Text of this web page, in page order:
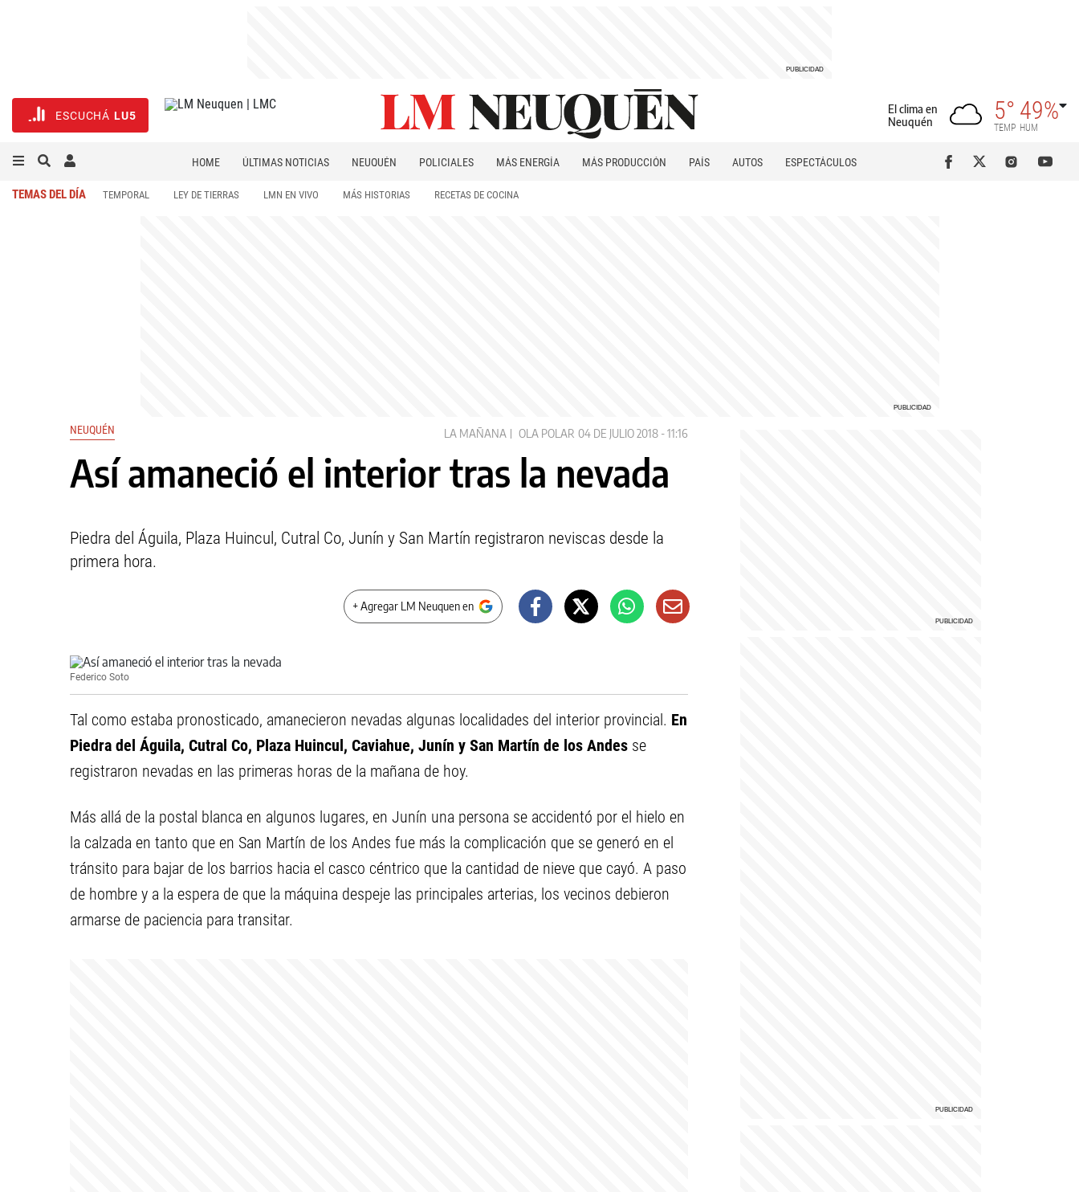
ESCUCHÁ LU5
El clima en
Neuquén
5°
TEMP
49%
HUM
HOME ÚLTIMAS NOTICIAS NEUQUÉN POLICIALES MÁS ENERGÍA MÁS PRODUCCIÓN PAÍS AUTOS
ESPECTÁCULOS
TEMAS DEL DÍA TEMPORAL LEY DE TIERRAS LMN EN VIVO MÁS HISTORIAS RECETAS DE COCINA
NEUQUÉN LA MAÑANA OLA POLAR 04 DE JULIO 2018 - 11:16
Así amaneció el interior tras la nevada
Piedra del Águila, Plaza Huincul, Cutral Co, Junín y San Martín registraron neviscas desde la
primera hora.
+ Agregar LM Neuquen en
Federico Soto
Tal como estaba pronosticado, amanecieron nevadas algunas localidades del interior provincial. En
Piedra del Águila, Cutral Co, Plaza Huincul, Caviahue, Junín y San Martín de los Andes se
registraron nevadas en las primeras horas de la mañana de hoy.
Más allá de la postal blanca en algunos lugares, en Junín una persona se accidentó por el hielo en
la calzada en tanto que en San Martín de los Andes fue más la complicación que se generó en el
tránsito para bajar de los barrios hacia el casco céntrico que la cantidad de nieve que cayó. A paso
de hombre y a la espera de que la máquina despeje las principales arterias, los vecinos debieron
armarse de paciencia para transitar.